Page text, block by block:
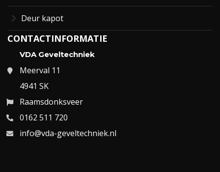
Deur kapot
CONTACTINFORMATIE
VDA Geveltechniek
Meerval 11
4941 SK
Raamsdonksveer
0162 511 720
info@vda-geveltechniek.nl